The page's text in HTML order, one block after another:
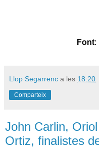
Font:
Llop Segarrenc a les 18:20
Comparteix
John Carlin,
Ortiz, finalistes